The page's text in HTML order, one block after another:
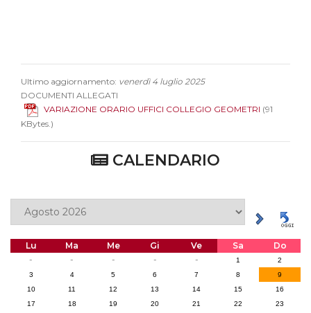
Ultimo aggiornamento: venerdì 4 luglio 2025
DOCUMENTI ALLEGATI
VARIAZIONE ORARIO UFFICI COLLEGIO GEOMETRI (91
KBytes.)
CALENDARIO
Lu Ma Me Gi Ve Sa
Do
-
- - - - 1
2
3
4 5 6 7 8
9
10
11 12 13 14 15
16
17
18 19 20 21 22
23